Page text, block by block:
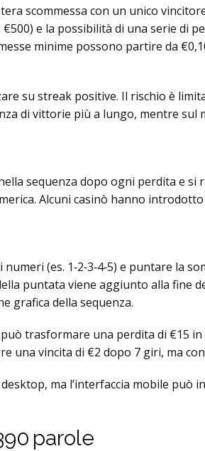
scommessa con un unico
e la possibilità di una serie di
minime possono partire da
su streak positive. Il rischio è
di vittorie più a lungo, mentre sul
sequenza dopo ogni perdita e
Alcuni casinò hanno
(es. 1‑2‑3‑4‑5) e puntare la
puntata viene aggiunto alla fine
grafica della sequenza.
trasformare una perdita di €15
una vincita di €2 dopo 7 giri, ma
ma l’interfaccia mobile
parole